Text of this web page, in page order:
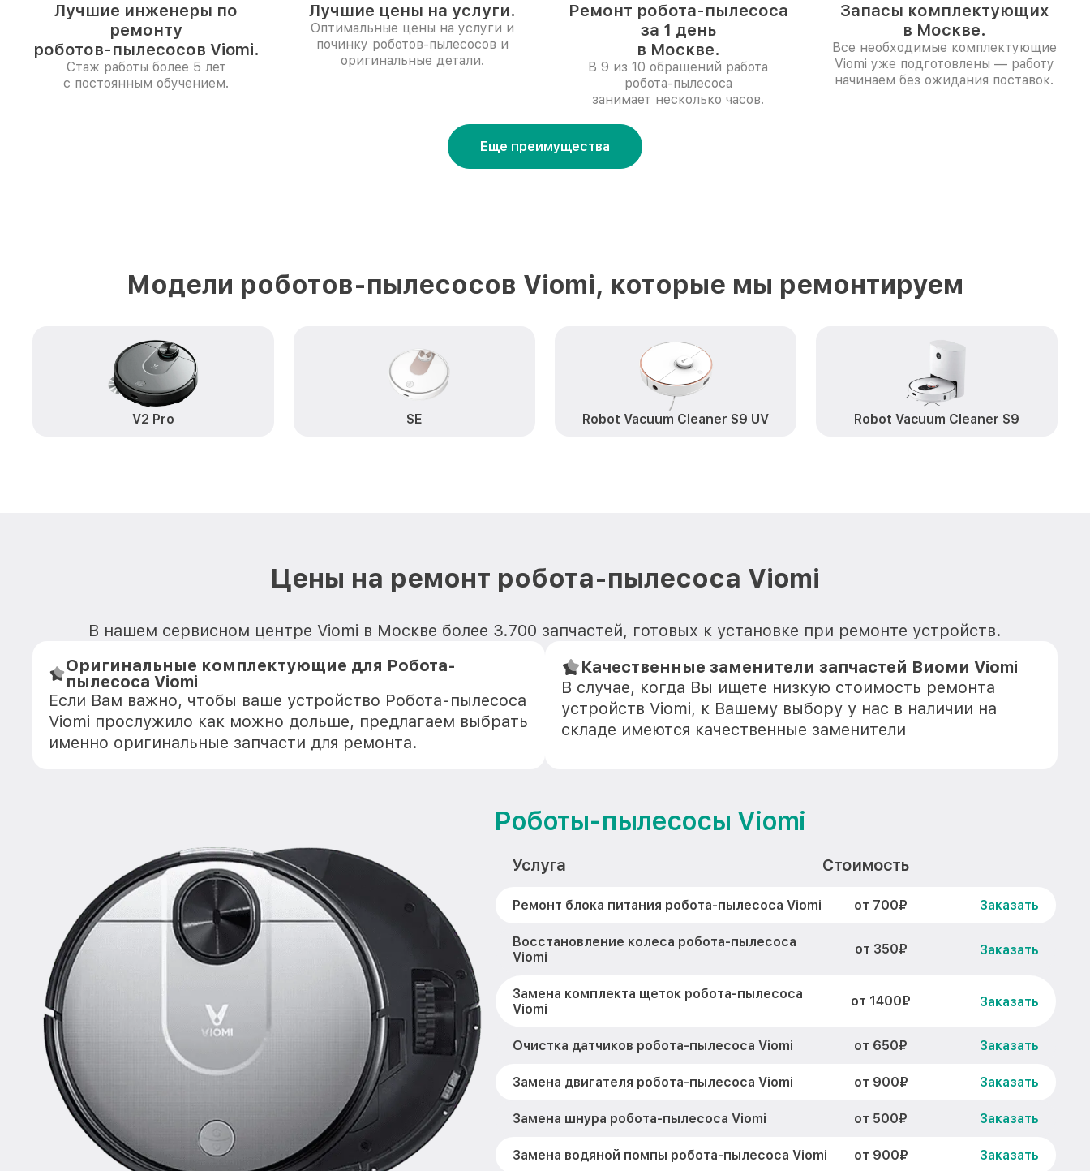
Лучшие инженеры по
ремонту
роботов-пылесосов Viomi.
Стаж работы более 5 лет
с постоянным обучением.
Лучшие цены на услуги.
Оптимальные цены на услуги и
починку роботов-пылесосов и
оригинальные детали.
Ремонт робота-пылесоса
за 1 день
в Москве.
В 9 из 10 обращений работа
робота-пылесоса
занимает несколько часов.
Запасы комплектующих
в Москве.
Все необходимые комплектующие
Viomi уже подготовлены — работу
начинаем без ожидания поставок.
Еще преимущества
Модели роботов-пылесосов Viomi, которые мы ремонтируем
V2 Pro SE Robot Vacuum Cleaner S9 UV Robot Vacuum Cleaner S9
Цены на ремонт робота-пылесоса Viomi
В нашем сервисном центре Viomi в Москве более 3.700 запчастей, готовых к установке при ремонте устройств.
Оригинальные комплектующие для Робота-
пылесоса Viomi
Если Вам важно, чтобы ваше устройство Робота-пылесоса
Viomi прослужило как можно дольше, предлагаем выбрать
именно оригинальные запчасти для ремонта.
Качественные заменители запчастей Виоми Viomi
В случае, когда Вы ищете низкую стоимость ремонта
устройств Viomi, к Вашему выбору у нас в наличии на
складе имеются качественные заменители
Роботы-пылесосы Viomi
Услуга Стоимость
Ремонт блока питания робота-пылесоса Viomi от 700₽ Заказать
Восстановление колеса робота-пылесоса
Viomi
от 350₽ Заказать
Замена комплекта щеток робота-пылесоса
Viomi
от 1400₽ Заказать
Очистка датчиков робота-пылесоса Viomi от 650₽ Заказать
Замена двигателя робота-пылесоса Viomi от 900₽ Заказать
Замена шнура робота-пылесоса Viomi от 500₽ Заказать
Замена водяной помпы робота-пылесоса Viomi от 900₽ Заказать